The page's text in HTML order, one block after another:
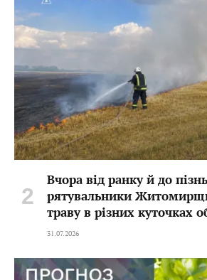
Вчора від ранку й до
рятувальники
траву в різних куточках
31.07.2026